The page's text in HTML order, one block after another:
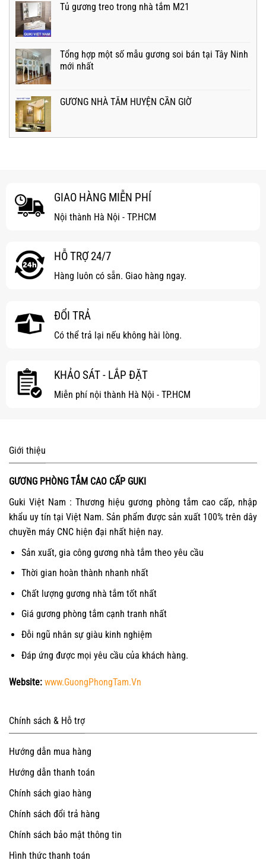
Tủ gương treo trong nhà tắm M21
Tổng hợp một số mẫu gương soi bán tại Tây Ninh
mới nhất
GƯƠNG NHÀ TẮM HUYỆN CẦN GIỜ
GIAO HÀNG MIỄN PHÍ
Nội thành Hà Nội - TP.HCM
HỖ TRỢ 24/7
Hàng luôn có sẵn. Giao hàng ngay.
ĐỔI TRẢ
Có thể trả lại nếu không hài lòng.
KHẢO SÁT - LẮP ĐẶT
Miễn phí nội thành Hà Nội - TP.HCM
Giới thiệu
GƯƠNG PHÒNG TẮM CAO CẤP GUKI
Guki Việt Nam : Thương hiệu gương phòng tắm cao cấp, nhập
khẩu uy tín tại Việt Nam. Sản phẩm được sản xuất 100% trên dây
chuyền máy CNC hiện đại nhất hiện nay.
Sản xuất, gia công gương nhà tắm theo yêu cầu
Thời gian hoàn thành nhanh nhất
Chất lượng gương nhà tắm tốt nhất
Giá gương phòng tắm cạnh tranh nhất
Đỗi ngũ nhân sự giàu kinh nghiệm
Đáp ứng được mọi yêu cầu của khách hàng.
Website: www.GuongPhongTam.Vn
Chính sách & Hỗ trợ
Hướng dẫn mua hàng
Hướng dẫn thanh toán
Chính sách giao hàng
Chính sách đổi trả hàng
Chính sách bảo mật thông tin
Hình thức thanh toán